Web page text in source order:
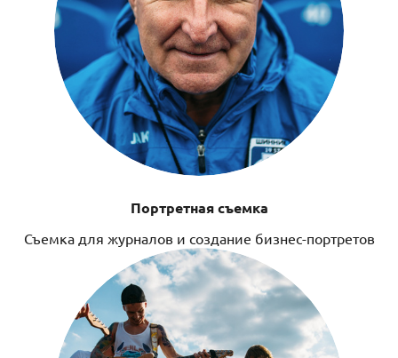
Портретная съемка
Съемка для журналов и создание бизнес-портретов